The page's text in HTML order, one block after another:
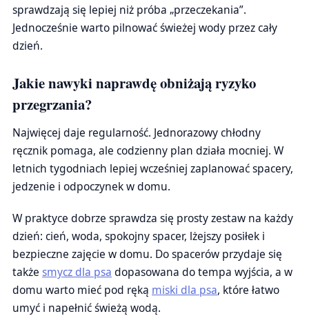
sprawdzają się lepiej niż próba „przeczekania”.
Jednocześnie warto pilnować świeżej wody przez cały
dzień.
Jakie nawyki naprawdę obniżają ryzyko
przegrzania?
Najwięcej daje regularność. Jednorazowy chłodny
ręcznik pomaga, ale codzienny plan działa mocniej. W
letnich tygodniach lepiej wcześniej zaplanować spacery,
jedzenie i odpoczynek w domu.
W praktyce dobrze sprawdza się prosty zestaw na każdy
dzień: cień, woda, spokojny spacer, lżejszy posiłek i
bezpieczne zajęcie w domu. Do spacerów przydaje się
także smycz dla psa dopasowana do tempa wyjścia, a w
domu warto mieć pod ręką miski dla psa, które łatwo
umyć i napełnić świeżą wodą.